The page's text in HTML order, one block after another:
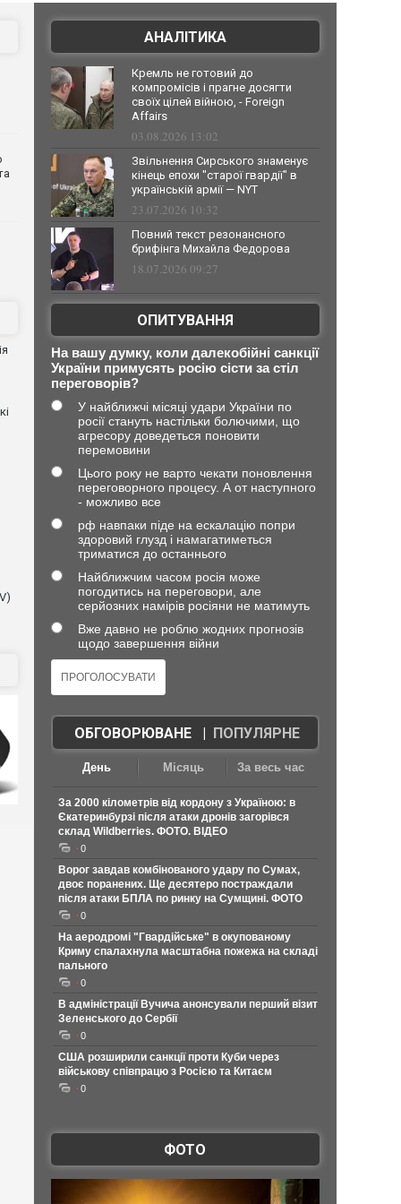
АНАЛІТИКА
Кремль не готовий до
компромісів і прагне досягти
своїх цілей війною, - Foreign
Affairs
03.08.2026 13:02
Звільнення Сирського знаменує
кінець епохи "старої гвардії" в
українській армії — NYT
23.07.2026 10:32
Повний текст резонансного
брифінга Михайла Федорова
18.07.2026 09:27
ОПИТУВАННЯ
На вашу думку, коли далекобійні санкції
України примусять росію сісти за стіл
переговорів?
У найближчі місяці удари України по
росії стануть настільки болючими, що
агресору доведеться поновити
перемовини
Цього року не варто чекати поновлення
переговорного процесу. А от наступного
- можливо все
рф навпаки піде на ескалацію попри
здоровий глузд і намагатиметься
триматися до останнього
Найближчим часом росія може
погодитись на переговори, але
серйозних намірів росіяни не матимуть
Вже давно не роблю жодних прогнозів
щодо завершення війни
ОБГОВОРЮВАНЕ| ПОПУЛЯРНЕ
День Місяць За весь час
За 2000 кілометрів від кордону з Україною: в
Єкатеринбурзі після атаки дронів загорівся
склад Wildberries. ФОТО. ВІДЕО
0
Ворог завдав комбінованого удару по Сумах,
двоє поранених. Ще десятеро постраждали
після атаки БПЛА по ринку на Сумщині. ФОТО
0
На аеродромі "Гвардійське" в окупованому
Криму спалахнула масштабна пожежа на складі
пального
0
В адміністрації Вучича анонсували перший візит
Зеленського до Сербії
0
США розширили санкції проти Куби через
військову співпрацю з Росією та Китаєм
0
ФОТО